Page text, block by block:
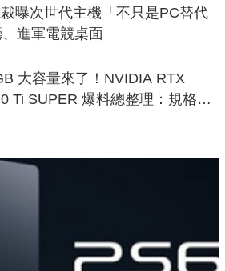
曝次世代主機「不只是PC替代
進軍電競桌面
大容量來了！NVIDIA RTX
Ti SUPER 爆料總整理：規格、